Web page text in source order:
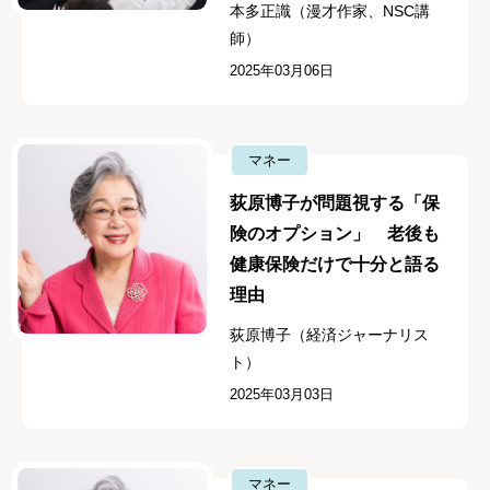
本多正識（漫才作家、NSC講
師）
2025年03月06日
マネー
荻原博子が問題視する「保
険のオプション」 老後も
健康保険だけで十分と語る
理由
荻原博子（経済ジャーナリス
ト）
2025年03月03日
マネー